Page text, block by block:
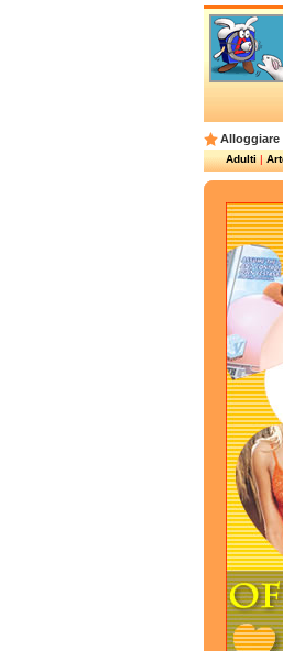
Alloggiare
Adulti|